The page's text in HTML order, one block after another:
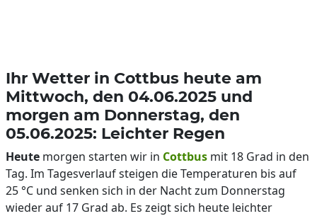
Ihr Wetter in Cottbus heute am
Mittwoch, den 04.06.2025 und
morgen am Donnerstag, den
05.06.2025: Leichter Regen
Heute morgen starten wir in Cottbus mit 18 Grad in den
Tag. Im Tagesverlauf steigen die Temperaturen bis auf
25 °C und senken sich in der Nacht zum Donnerstag
wieder auf 17 Grad ab. Es zeigt sich heute leichter